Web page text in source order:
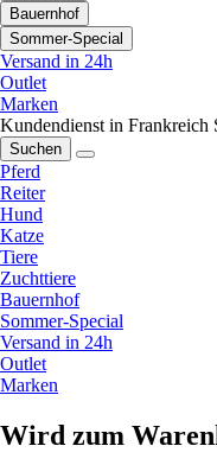
Bauernhof
Sommer-Special
Versand in 24h
Outlet
Marken
Kundendienst in Frankreich
Suchen
Pferd
Reiter
Hund
Katze
Tiere
Zuchttiere
Bauernhof
Sommer-Special
Versand in 24h
Outlet
Marken
Wird zum